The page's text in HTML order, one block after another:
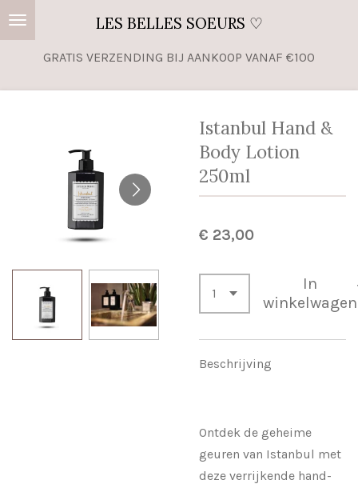
Ga
direct
LES BELLES SOEURS ♡
GRATIS VERZENDING BIJ AANKOOP VANAF €100
Istanbul Hand &
Body Lotion
250ml
€ 23,00
In
winkelwagen
Beschrijving
Ontdek de geheime
geuren van Istanbul met
deze verrijkende hand-